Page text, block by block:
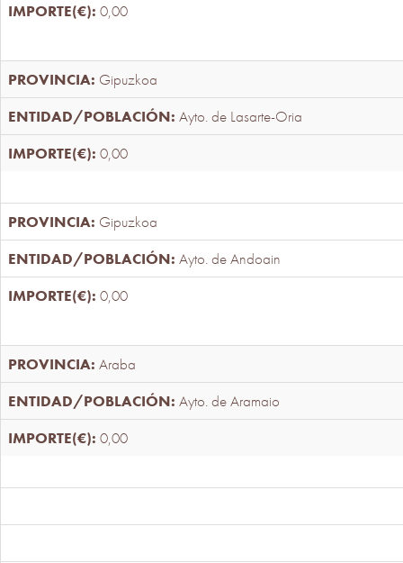
0,00
Gipuzkoa
Ayto. de Lasarte-Oria
0,00
Gipuzkoa
Ayto. de Andoain
0,00
Araba
Ayto. de Aramaio
0,00